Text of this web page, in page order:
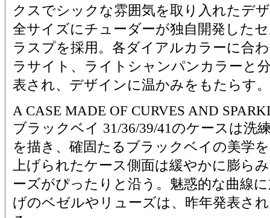
クスでシックな雰囲気を取り入れたデ
全サイズにチューダーが独自開発した
ラスプを採用。各ダイアルカラーに合
ラサイト、ライトシャンパンカラーと
表され、デザインに温かみをもたらす。
A CASE MADE OF CURVES AND
ブラックベイ 31/36/39/41のケースは洗
を描き、確固たるブラックベイの美学
上げられたケース側面は緩やかに膨ら
ーズがぴったりと沿う。魅惑的な曲線
げのベゼルやリューズは、昨年発表さ